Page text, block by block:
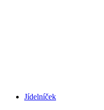
Jídelníček